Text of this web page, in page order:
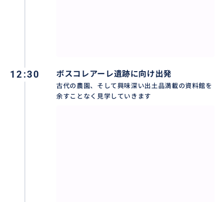
250729000048/
12:30 ボスコレアーレ遺跡に向け出発
古代の農園、そして興味深い出土品満載の資料館を
余すことなく見学していきます